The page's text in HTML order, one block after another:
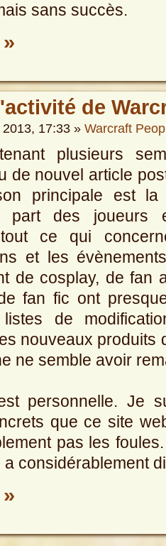
sans succès.
de
17:33 » Warcraft
plusieurs
de nouvel article
principale est la
part des joueurs
ce qui
et les
de cosplay, de fan
fan fic ont
listes de
nouveaux produits
ne semble avoir
personnelle. Je
que ce site
pas les
considérablement